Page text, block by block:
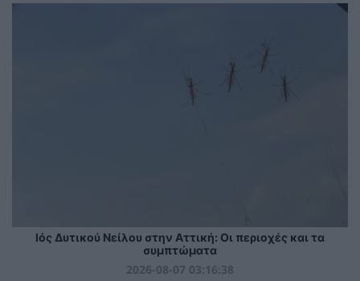
Ιός Δυτικού Νείλου στην Αττική: Οι περιοχές και τα
συμπτώματα
2026-08-07 03:16:38